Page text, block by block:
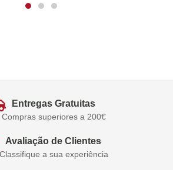
Entregas Gratuitas
Compras superiores a 200€
Avaliação de Clientes
Classifique a sua experiência